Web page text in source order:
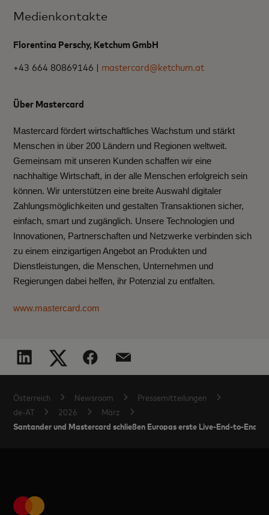
Medienkontakte
Florentina Perschy, Ketchum GmbH
+43 664 80869146 | mastercard@ketchum.at
Über Mastercard
Mastercard fördert wirtschaftliches Wachstum und stärkt
Menschen in über 200 Ländern und Regionen weltweit.
Gemeinsam mit unseren Kunden schaffen wir eine
nachhaltige Wirtschaft, in der alle Menschen erfolgreich sein
können. Wir unterstützen eine breite Auswahl digitaler
Zahlungsmöglichkeiten und gestalten Transaktionen sicher,
einfach, smart und zugänglich. Unsere Technologien und
Innovationen, Partnerschaften und Netzwerke verbinden sich
zu einem einzigartigen Angebot an Produkten und
Dienstleistungen, die Menschen, Unternehmen und
Regierungen dabei helfen, ihr Potenzial zu entfalten.
www.mastercard.com
Österreich Newsroom
Pressemitteilungen
de-AT
2026 März
Santander und Mastercard schließen Europas erste Live-End-to-End-